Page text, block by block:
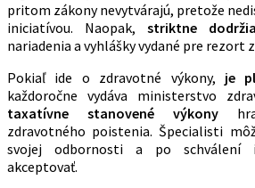
pritom zákony nevytvárajú, pretože
iniciatívou. Naopak, striktne
nariadenia a vyhlášky vydané pre rezort
Pokiaľ ide o zdravotné výkony, je
každoročne vydáva ministerstvo
taxatívne stanovené výkony
zdravotného poistenia. Špecialisti
svojej odbornosti a po schválení
akceptovať.